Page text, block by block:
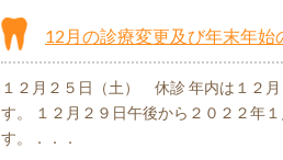
12月の診療変更及び年末年始
１２月２５日（土） 休診 年内は１２
す。 １２月２９日午後から２０２２年
す。．．．